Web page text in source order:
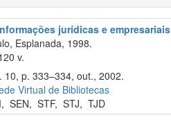
jurídicas e empresariais
Esplanada, 1998.
v.
10, p. 333–334, out., 2002.
Virtual de Bibliotecas
, SEN, STF, STJ, TJD